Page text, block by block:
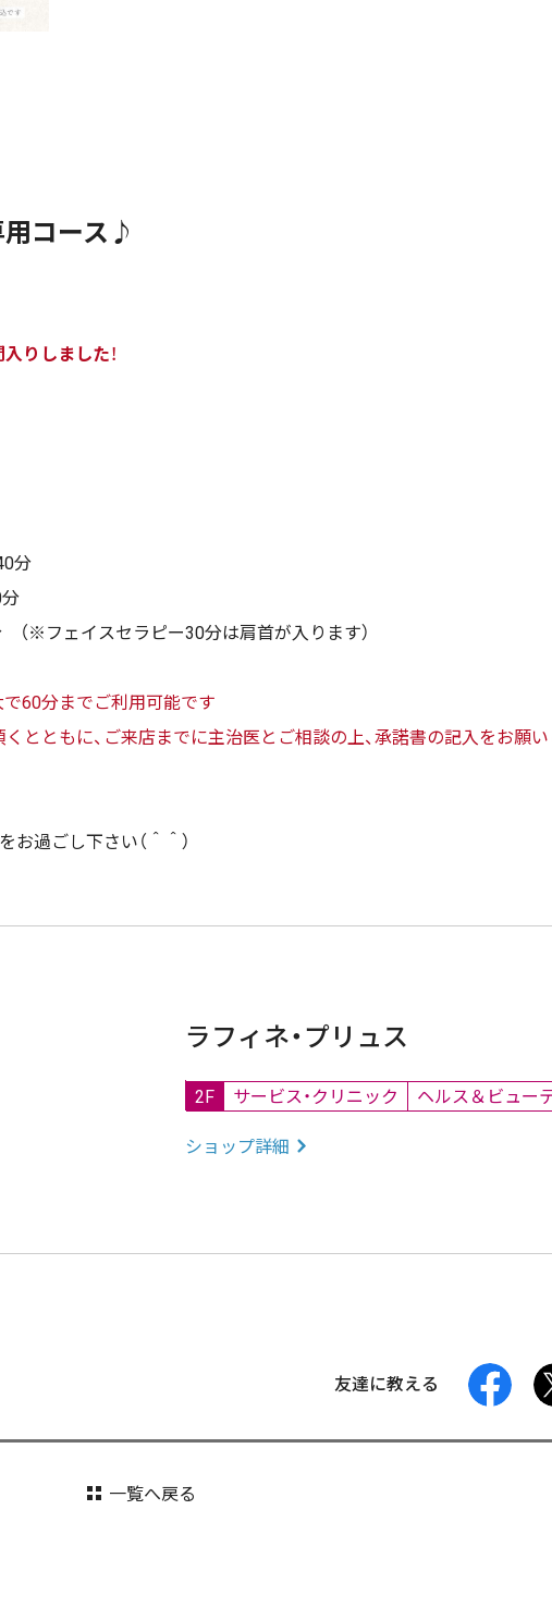
用コース♪
入りしました！
分
※フェイスセラピー30分は肩首が入ります）
60分までご利用可能です
とともに、ご来店までに主治医とご相談の上、承諾書の記入をお願
過ごし下さい（＾＾）
ラフィネ・プリュス
2F サービス・クリニック ヘルス＆ビュー
ショップ詳細
友達に教える
一覧へ戻る